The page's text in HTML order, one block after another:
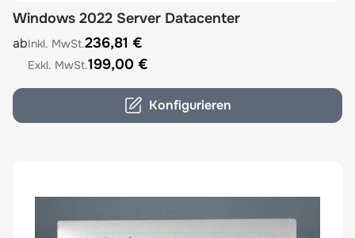
Windows 2022 Server Datacenter
The price depends on the options chosen on the product
ab
236,81 €
199,00 €
Konfigurieren